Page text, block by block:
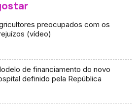
preocupados com os
(vídeo)
de financiamento do novo
definido pela República